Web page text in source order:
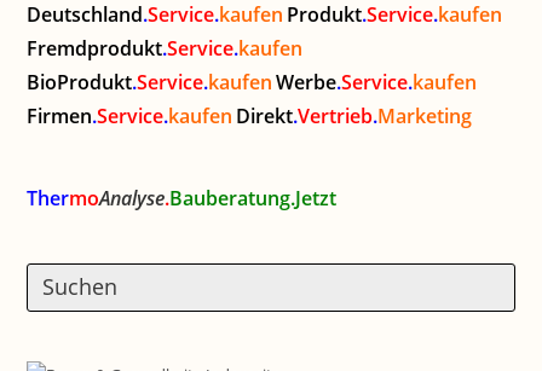
Deutschland.Service.kaufen Produkt.Service.kaufen
Fremdprodukt.Service.kaufen
BioProdukt.Service.kaufen Werbe.Service.kaufen
Firmen.Service.kaufen Direkt.Vertrieb.Marketing
ThermoAnalyse.Bauberatung.Jetzt